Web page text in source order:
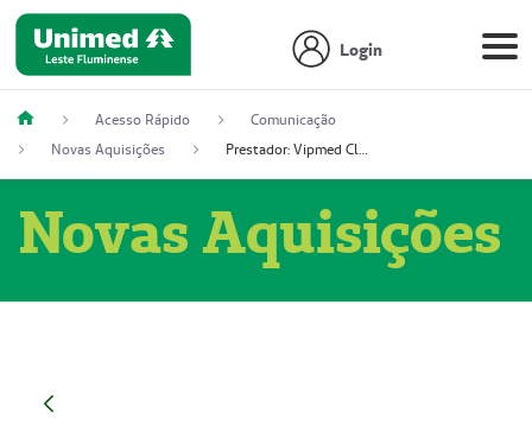
Login
Acesso Rápido
Comunicação
Novas Aquisições
Prestador: Vipmed Clínica Geral Ltda, 51004349-0 (Nome Fantasia: Policlínica Master)
Novas Aquisições